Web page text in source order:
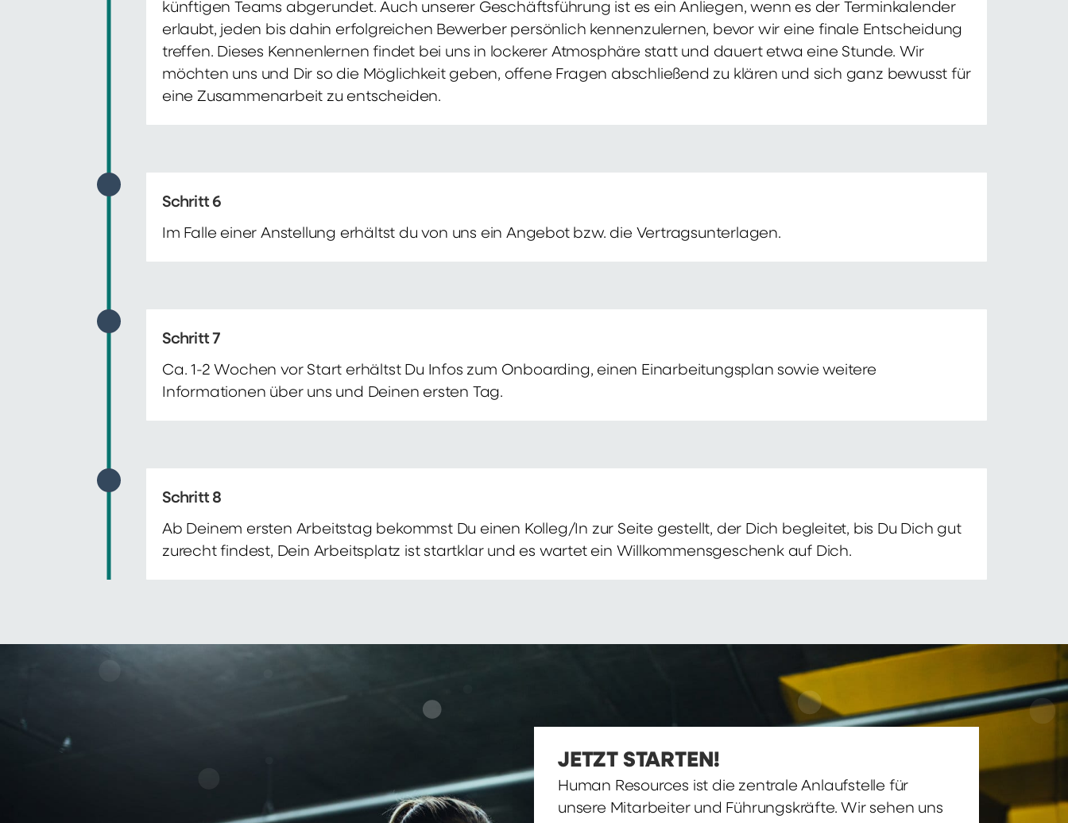
künftigen Teams abgerundet. Auch unserer Geschäftsführung ist es ein Anliegen, wenn es der Terminkalender
erlaubt, jeden bis dahin erfolgreichen Bewerber persönlich kennenzulernen, bevor wir eine finale Entscheidung
treffen. Dieses Kennenlernen findet bei uns in lockerer Atmosphäre statt und dauert etwa eine Stunde. Wir
möchten uns und Dir so die Möglichkeit geben, offene Fragen abschließend zu klären und sich ganz bewusst für
eine Zusammenarbeit zu entscheiden.
Schritt 6
Im Falle einer Anstellung erhältst du von uns ein Angebot bzw. die Vertragsunterlagen.
Schritt 7
Ca. 1-2 Wochen vor Start erhältst Du Infos zum Onboarding, einen Einarbeitungsplan sowie weitere
Informationen über uns und Deinen ersten Tag.
Schritt 8
Ab Deinem ersten Arbeitstag bekommst Du einen Kolleg/In zur Seite gestellt, der Dich begleitet, bis Du Dich gut
zurecht findest, Dein Arbeitsplatz ist startklar und es wartet ein Willkommensgeschenk auf Dich.
JETZT STARTEN!
Human Resources ist die zentrale Anlaufstelle für
unsere Mitarbeiter und Führungskräfte. Wir sehen uns